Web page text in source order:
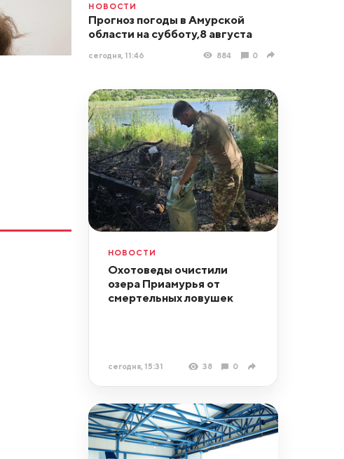
НОВОСТИ
Прогноз погоды в Амурской
области на субботу,8 августа
сегодня, 11:46 884 0
НОВОСТИ
Охотоведы очистили
озера Приамурья от
смертельных ловушек
сегодня, 15:31 38 0